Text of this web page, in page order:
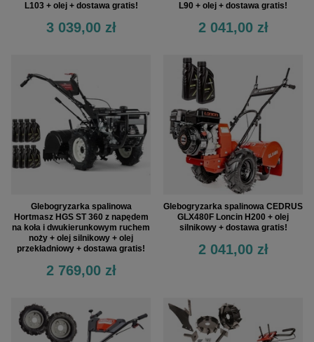
L103 + olej + dostawa gratis!
3 039,00 zł
L90 + olej + dostawa gratis!
2 041,00 zł
Glebogryzarka spalinowa
Hortmasz HGS ST 360 z napędem
na koła i dwukierunkowym ruchem
noży + olej silnikowy + olej
przekładniowy + dostawa gratis!
2 769,00 zł
Glebogryzarka spalinowa CEDRUS
GLX480F Loncin H200 + olej
silnikowy + dostawa gratis!
2 041,00 zł